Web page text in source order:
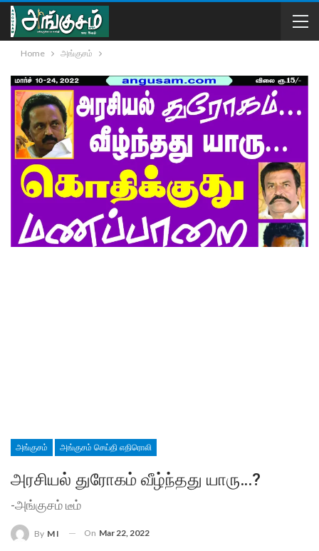
Home அங்குசம்
அங்குசம் அங்குசம் செய்தி எதிரொலி
அரசியல் துரோகம் வீழ்ந்தது யாரு…?
-அங்குசம் டீம்
By M I On Mar 22, 2022